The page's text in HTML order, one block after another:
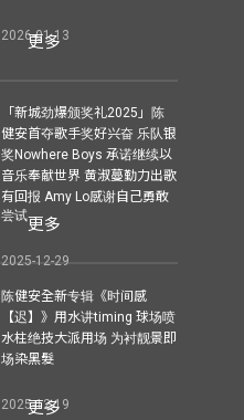
2026-01-13
更多
「新城劲爆颁奖礼2025」陈
健安首夺歌手奖好兴奋 乐队银
奖Nowhere Boys 承诺继续以
音乐奉献世界 黄淑蔓勤力出歌
有回报 Amy Lo感谢自己勇敢
尝试
2025-12-29
更多
陈健安全新专辑《时间感
【迟】》用水讲timing 球场喷
水柱绝技大派用场 为衬靓景即
场染黑髮
2025-12-19
更多